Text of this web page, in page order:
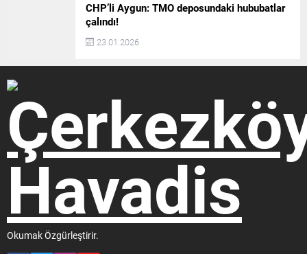
CHP’li Aygun: TMO deposundaki hububatlar
çalındı!
23.01.2026
Okumak Özgürleştirir.